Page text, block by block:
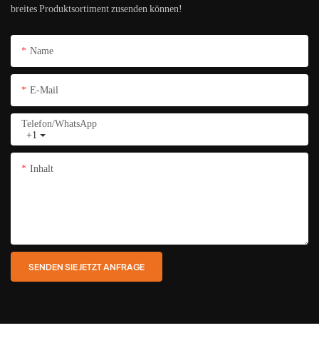
breites Produktsortiment zusenden können!
Name
E-Mail
+1
Telefon/WhatsApp
Inhalt
SENDEN SIE JETZT ANFRAGE